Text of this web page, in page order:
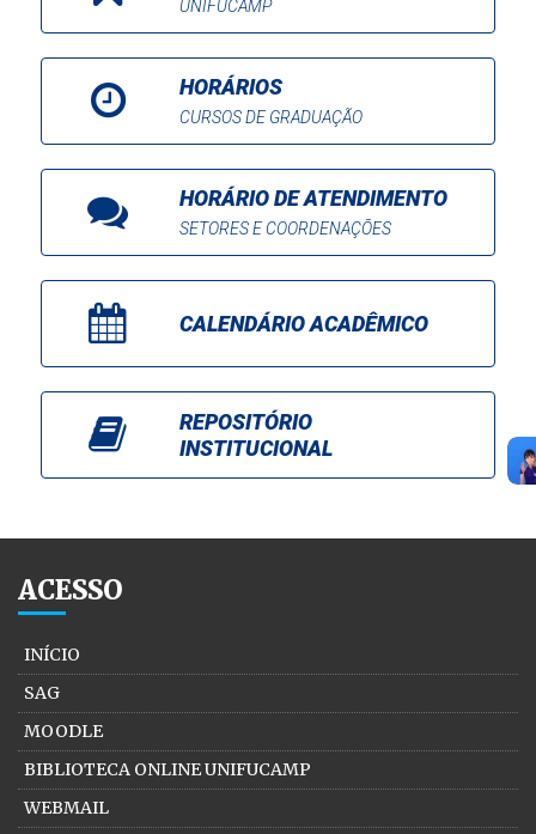
UNIFUCAMP
HORÁRIOS
CURSOS DE GRADUAÇÃO
HORÁRIO DE ATENDIMENTO
SETORES E COORDENAÇÕES
CALENDÁRIO ACADÊMICO
REPOSITÓRIO
INSTITUCIONAL
ACESSO
INÍCIO
SAG
MOODLE
BIBLIOTECA ONLINE UNIFUCAMP
WEBMAIL